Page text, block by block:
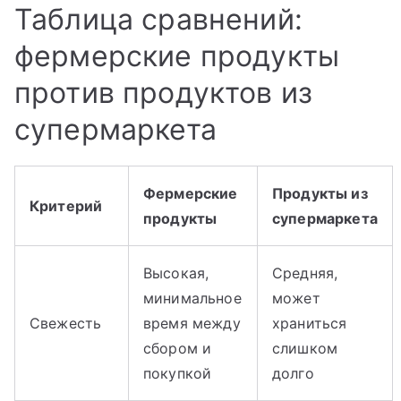
Таблица сравнений:
фермерские продукты
против продуктов из
супермаркета
Критерий
Фермерские
продукты
Продукты из
супермаркета
Свежесть
Высокая,
минимальное
время между
сбором и
покупкой
Средняя,
может
храниться
слишком
долго